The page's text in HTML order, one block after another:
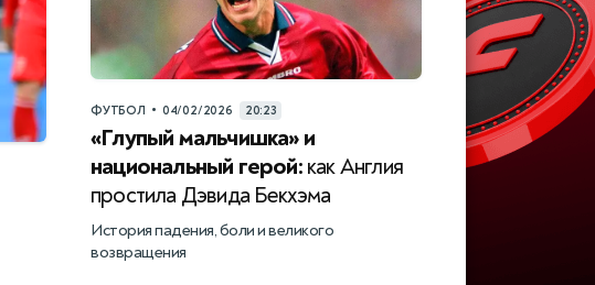
ФУТБОЛ • 04/02/2026 20:23
«Глупый мальчишка» и
национальный герой:как Англия
простила Дэвида Бекхэма
История падения, боли и великого
возвращения